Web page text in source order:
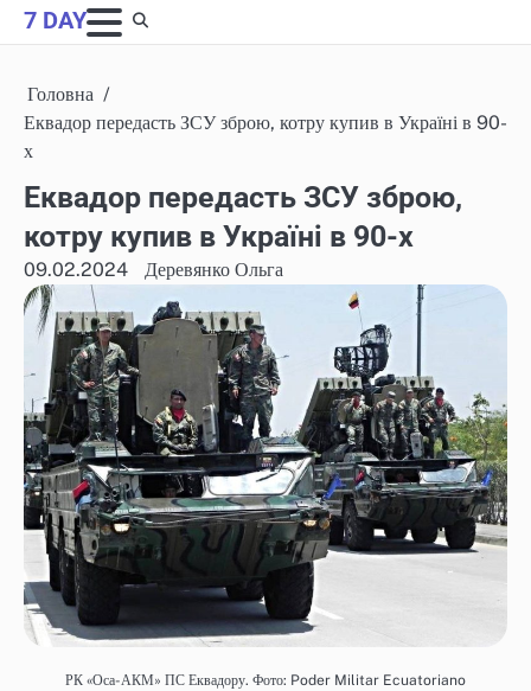
Skip
to
7 DAY
Головна
Еквадор передасть ЗСУ зброю, котру купив в Україні в 90-
х
Еквадор передасть ЗСУ зброю,
котру купив в Україні в 90-х
09.02.2024 Деревянко Ольга
РК «Оса-АКМ» ПС Еквадору. Фото: Poder Militar Ecuatoriano